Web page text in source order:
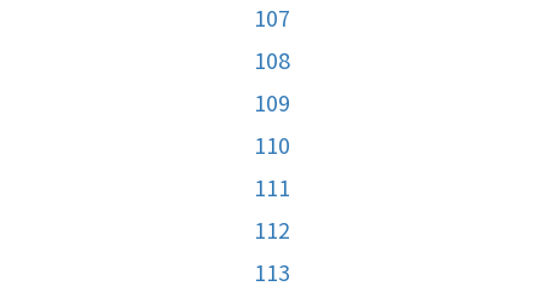
107
108
109
110
111
112
113